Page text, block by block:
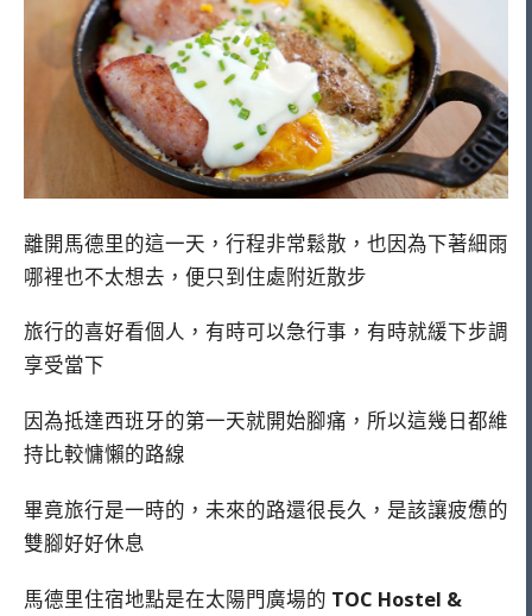
離開馬德里的這一天，行程非常鬆散，也因為下著細雨
哪裡也不太想去，便只到住處附近散步
旅行的喜好看個人，有時可以急行事，有時就緩下步調
享受當下
因為抵達西班牙的第一天就開始腳痛，所以這幾日都維
持比較慵懶的路線
畢竟旅行是一時的，未來的路還很長久，是該讓疲憊的
雙腳好好休息
馬德里住宿地點是在太陽門廣場的 TOC Hostel &